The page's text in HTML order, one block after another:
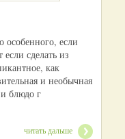
особенного, если
сделать из
как
и необычная
блюдо г
читать дальше